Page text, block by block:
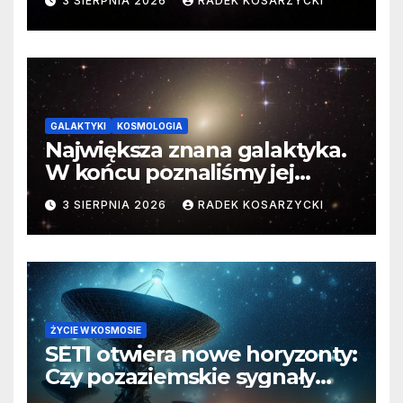
GALAKTYKI KOSMOLOGIA
Największa znana galaktyka.
W końcu poznaliśmy jej
faktyczne wymiary
3 SIERPNIA 2026 RADEK KOSARZYCKI
ŻYCIE W KOSMOSIE
SETI otwiera nowe horyzonty:
Czy pozaziemskie sygnały